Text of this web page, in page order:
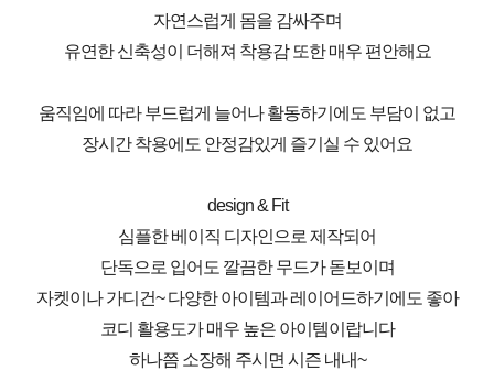
자연스럽게 몸을 감싸주며
유연한 신축성이 더해져 착용감 또한 매우 편안해요
움직임에 따라 부드럽게 늘어나 활동하기에도 부담이 없고
장시간 착용에도 안정감있게 즐기실 수 있어요
design & Fit
심플한 베이직 디자인으로 제작되어
단독으로 입어도 깔끔한 무드가 돋보이며
자켓이나 가디건~ 다양한 아이템과 레이어드하기에도 좋아
코디 활용도가 매우 높은 아이템이랍니다
하나쯤 소장해 주시면 시즌 내내~